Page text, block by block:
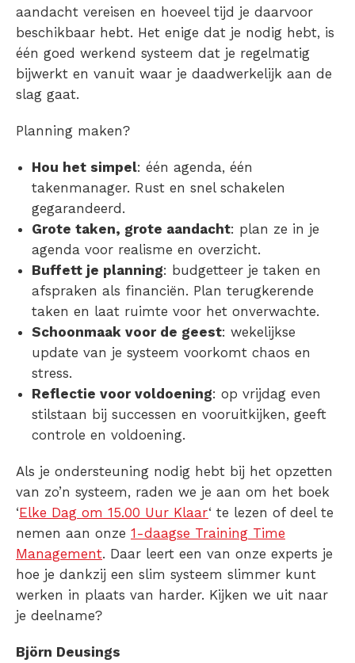
aandacht vereisen en hoeveel tijd je daarvoor
beschikbaar hebt. Het enige dat je nodig hebt, is
één goed werkend systeem dat je regelmatig
bijwerkt en vanuit waar je daadwerkelijk aan de
slag gaat.
Planning maken?
Hou het simpel: één agenda, één
takenmanager. Rust en snel schakelen
gegarandeerd.
Grote taken, grote aandacht: plan ze in je
agenda voor realisme en overzicht.
Buffett je planning: budgetteer je taken en
afspraken als financiën. Plan terugkerende
taken en laat ruimte voor het onverwachte.
Schoonmaak voor de geest: wekelijkse
update van je systeem voorkomt chaos en
stress.
Reflectie voor voldoening: op vrijdag even
stilstaan bij successen en vooruitkijken, geeft
controle en voldoening.
Als je ondersteuning nodig hebt bij het opzetten
van zo’n systeem, raden we je aan om het boek
‘Elke Dag om 15.00 Uur Klaar‘ te lezen of deel te
nemen aan onze 1-daagse Training Time
Management. Daar leert een van onze experts je
hoe je dankzij een slim systeem slimmer kunt
werken in plaats van harder. Kijken we uit naar
je deelname?
Björn Deusings